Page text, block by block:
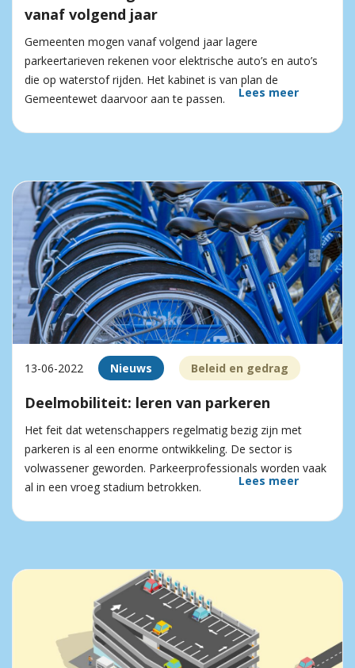
vanaf volgend jaar
Gemeenten mogen vanaf volgend jaar lagere
parkeertarieven rekenen voor elektrische auto’s en auto’s
die op waterstof rijden. Het kabinet is van plan de
Gemeentewet daarvoor aan te passen.
Lees meer
13-06-2022 Nieuws Beleid en gedrag
Deelmobiliteit: leren van parkeren
Het feit dat wetenschappers regelmatig bezig zijn met
parkeren is al een enorme ontwikkeling. De sector is
volwassener geworden. Parkeerprofessionals worden vaak
al in een vroeg stadium betrokken.
Lees meer